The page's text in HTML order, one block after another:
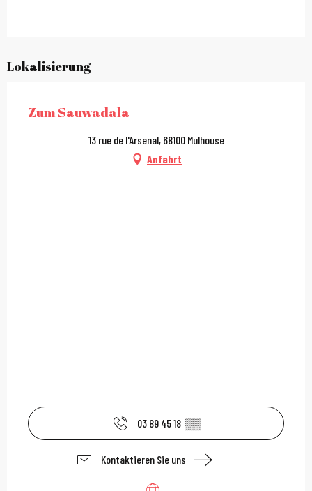
Lokalisierung
Zum Sauwadala
13 rue de l'Arsenal, 68100 Mulhouse
Anfahrt
03 89 45 18 ▒▒
Kontaktieren Sie uns